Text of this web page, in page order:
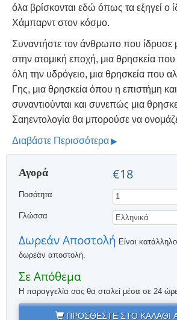
όλα βρίσκονται εδώ όπως τα εξηγεί ο
Χάμπαρντ στον κόσμο.
Συναντήστε τον άνθρωπο που ίδρυσε
στην ατομική εποχή, μια θρησκεία
όλη την υδρόγειο, μια θρησκεία που
Γης, μια θρησκεία όπου η επιστήμη
συναντιούνται και συνεπώς μια
Σαηεντολογία θα μπορούσε να
Διαβάστε Περισσότερα
Αγορά €18
Ποσότητα
Γλώσσα
Δωρεάν Αποστολή Είναι
δωρεάν αποστολή.
Σε Απόθεμα
Η παραγγελία σας θα σταλεί μέσα σε 24
ΠΡΟΣΘΕΣΤΕ ΣΤΟ ΚΑΛΑΘΙ